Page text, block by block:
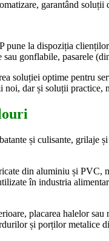
garantând
la dispoziția
gonflabile, pasarele
soluției optime pentru
dar și soluții practice,
și culisante, grilaje
din aluminiu și PVC,
în industria
placarea halelor
și porților metalice